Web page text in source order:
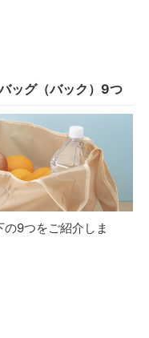
ッグ（バック）9つ
9つをご紹介しま